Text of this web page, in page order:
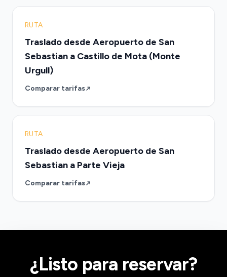
RUTA
Traslado desde Aeropuerto de San
Sebastian a Castillo de Mota (Monte
Urgull)
Comparar tarifas
RUTA
Traslado desde Aeropuerto de San
Sebastian a Parte Vieja
Comparar tarifas
¿Listo para reservar?